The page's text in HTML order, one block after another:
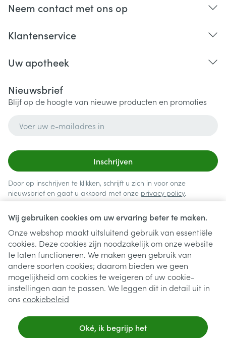
Wij gebruiken cookies om uw ervaring beter te maken.
Onze webshop maakt uitsluitend gebruik van essentiële
cookies. Deze cookies zijn noodzakelijk om onze website
te laten functioneren. We maken geen gebruik van
andere soorten cookies; daarom bieden we geen
mogelijkheid om cookies te weigeren of uw cookie-
instellingen aan te passen. We leggen dit in detail uit in
ons cookiebeleid
Oké, ik begrijp het
Neem contact met ons op
Klantenservice
Uw apotheek
Nieuwsbrief
Blijf op de hoogte van nieuwe producten en promoties
Inschrijven
Door op inschrijven te klikken, schrijft u zich in voor onze
nieuwsbrief en gaat u akkoord met onze privacy policy.
Juridische links